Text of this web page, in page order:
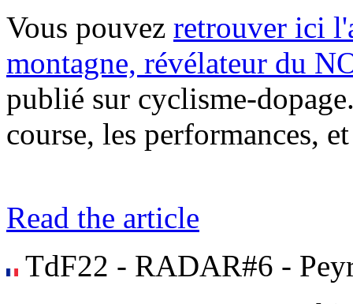
Vous pouvez retrouver ici
montagne, révélateur du
publié sur cyclisme-
course, les performances,
Read the article
TdF22 - RADAR#6 -